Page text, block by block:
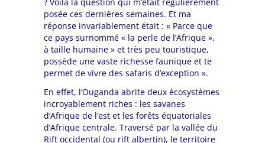
posée ces dernières semaines. Et ma
réponse invariablement était : « Parce que
ce pays surnommé « la perle de l’Afrique »,
à taille humaine » et très peu touristique,
possède une vaste richesse faunique et te
permet de vivre des safaris d’exception ».
En effet, l’Ouganda abrite deux écosystèmes
incroyablement riches : les savanes
d’Afrique de l’est et les forêts équatoriales
d’Afrique centrale. Traversé par la vallée du
Rift occidental (ou rift albertin), le territoire